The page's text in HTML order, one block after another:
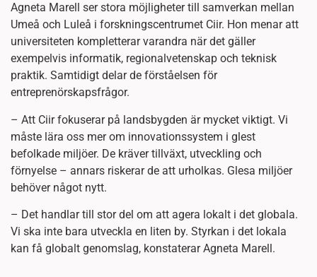
Agneta Marell ser stora möjligheter till samverkan mellan
Umeå och Luleå i forskningscentrumet Ciir. Hon menar att
universiteten kompletterar varandra när det gäller
exempelvis informatik, regionalvetenskap och teknisk
praktik. Samtidigt delar de förståelsen för
entreprenörskapsfrågor.
– Att Ciir fokuserar på landsbygden är mycket viktigt. Vi
måste lära oss mer om innovationssystem i glest
befolkade miljöer. De kräver tillväxt, utveckling och
förnyelse – annars riskerar de att urholkas. Glesa miljöer
behöver något nytt.
– Det handlar till stor del om att agera lokalt i det globala.
Vi ska inte bara utveckla en liten by. Styrkan i det lokala
kan få globalt genomslag, konstaterar Agneta Marell.